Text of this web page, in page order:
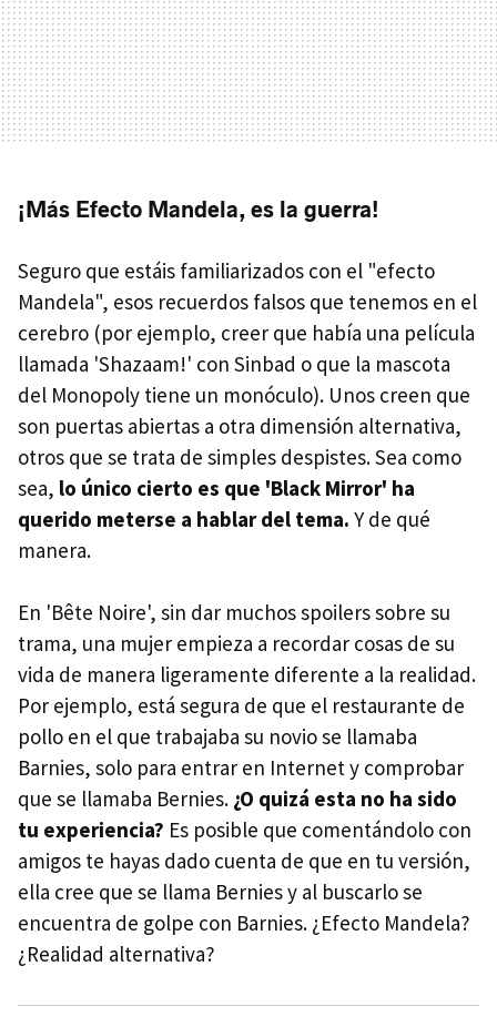
¡Más Efecto Mandela, es la guerra!
Seguro que estáis familiarizados con el "efecto
Mandela", esos recuerdos falsos que tenemos en el
cerebro (por ejemplo, creer que había una película
llamada 'Shazaam!' con Sinbad o que la mascota
del Monopoly tiene un monóculo). Unos creen que
son puertas abiertas a otra dimensión alternativa,
otros que se trata de simples despistes. Sea como
sea, lo único cierto es que 'Black Mirror' ha
querido meterse a hablar del tema. Y de qué
manera.
En 'Bête Noire', sin dar muchos spoilers sobre su
trama, una mujer empieza a recordar cosas de su
vida de manera ligeramente diferente a la realidad.
Por ejemplo, está segura de que el restaurante de
pollo en el que trabajaba su novio se llamaba
Barnies, solo para entrar en Internet y comprobar
que se llamaba Bernies. ¿O quizá esta no ha sido
tu experiencia? Es posible que comentándolo con
amigos te hayas dado cuenta de que en tu versión,
ella cree que se llama Bernies y al buscarlo se
encuentra de golpe con Barnies. ¿Efecto Mandela?
¿Realidad alternativa?